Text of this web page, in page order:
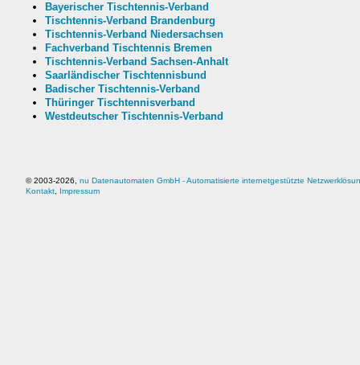
Bayerischer Tischtennis-Verband
Tischtennis-Verband Brandenburg
Tischtennis-Verband Niedersachsen
Fachverband Tischtennis Bremen
Tischtennis-Verband Sachsen-Anhalt
Saarländischer Tischtennisbund
Badischer Tischtennis-Verband
Thüringer Tischtennisverband
Westdeutscher Tischtennis-Verband
© 2003-2026, nu Datenautomaten GmbH - Automatisierte internetgestützte
Kontakt
Impressum